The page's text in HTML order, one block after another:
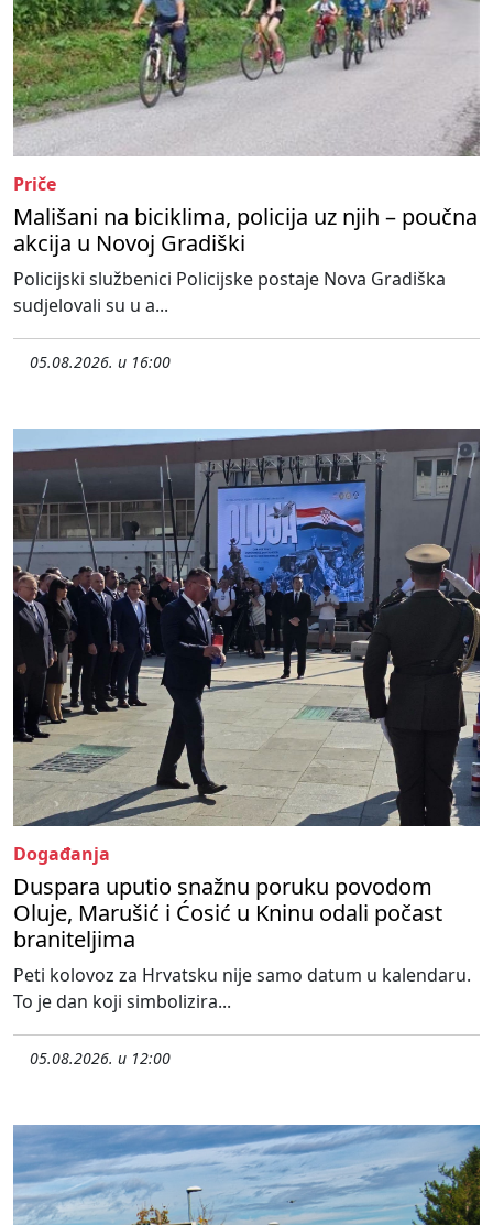
Priče
Mališani na biciklima, policija uz njih – poučna
akcija u Novoj Gradiški
Policijski službenici Policijske postaje Nova Gradiška
sudjelovali su u a...
05.08.2026. u 16:00
Događanja
Duspara uputio snažnu poruku povodom
Oluje, Marušić i Ćosić u Kninu odali počast
braniteljima
Peti kolovoz za Hrvatsku nije samo datum u kalendaru.
To je dan koji simbolizira...
05.08.2026. u 12:00